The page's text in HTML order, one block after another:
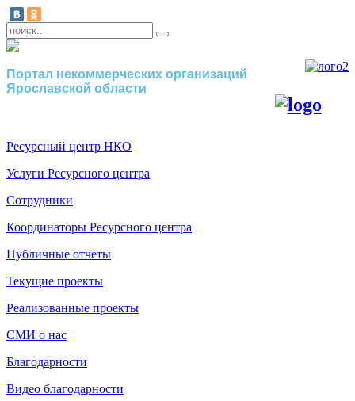
Портал некоммерческих организаций
Ярославской области
Ресурсный центр НКО
Услуги Ресурсного центра
Сотрудники
Координаторы Ресурсного центра
Публичные отчеты
Текущие проекты
Реализованные проекты
СМИ о нас
Благодарности
Видео благодарности